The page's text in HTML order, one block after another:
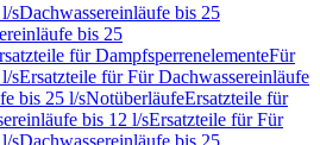
sDachwassereinläufe bis 25
bis 25
für DampfsperrenelementeFür
sErsatzteile für Für Dachwassereinläufe
bis 25 l/sNotüberläufeErsatzteile für
bis 12 l/sErsatzteile für Für
sDachwassereinläufe bis 25